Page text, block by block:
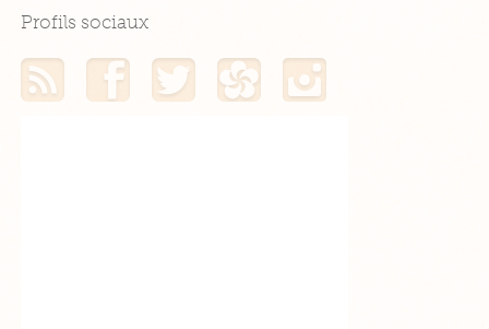
Profils sociaux
Mon flux RSSMon profil Facebook
Mon profil TwitterMon profil Hellocoton